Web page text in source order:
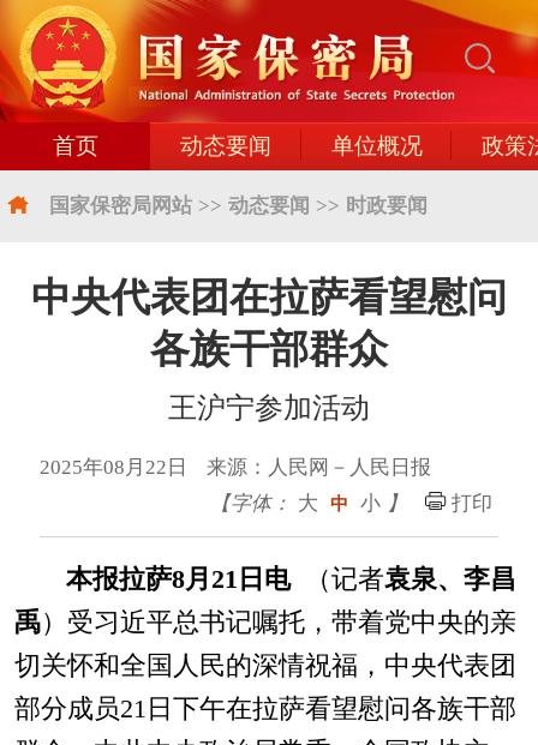
首页 动态要闻 单位概况 政策
国家保密局网站 >> 动态要闻 >> 时政要闻
中央代表团在拉萨看望慰问
各族干部群众
王沪宁参加活动
2025年08月22日 来源：人民网－人民日报
【字体： 大 中 小 】 打印
本报拉萨8月21日电（记者袁泉、李昌
禹）受习近平总书记嘱托，带着党中央的亲
切关怀和全国人民的深情祝福，中央代表团
部分成员21日下午在拉萨看望慰问各族干部